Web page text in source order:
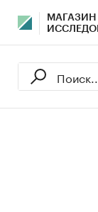
МАГАЗИН